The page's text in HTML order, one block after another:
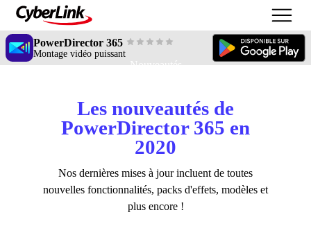
PowerDirector 365
Montage vidéo puissant
Nouveautés
Les nouveautés de
PowerDirector 365 en
2020
Nos dernières mises à jour incluent de toutes
nouvelles fonctionnalités, packs d'effets, modèles et
plus encore !